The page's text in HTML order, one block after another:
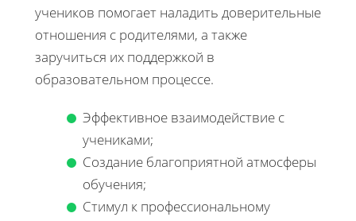
учеников помогает наладить доверительные
отношения с родителями, а также
заручиться их поддержкой в
образовательном процессе.
Эффективное взаимодействие с
учениками;
Создание благоприятной атмосферы
обучения;
Стимул к профессиональному